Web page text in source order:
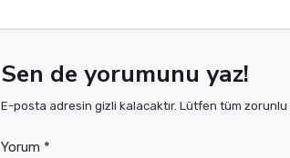
Sen de yorumunu yaz!
E-posta adresin gizli kalacaktır. Lütfen tüm zorunlu
Yorum *